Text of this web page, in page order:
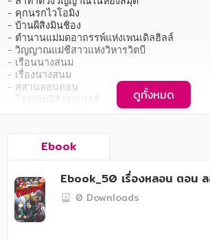
อาหาร สุขภาพ การแพทย์
ศิลปะ บันเทิง กีฬา ท่องเที่ยว
สังคม วัฒนธรรม การปกครอง ศาสนาและป
ศาสนา และปรัชญา
การเงิน การลงทุน บริหาร
ครอบครัว
วรรณกรรม
- คุกนรกไวโอมิง
- บ้านผีสิงมินชิอง
- ตำนานแม่มดอาถรรพ์แห่งเพนเดิลฮิลล์
- วิญญาณแม่ชีสาวแห่งวิหารวิตบี
- เรือนนางสนม
- เรื่องนางสนม
- สุสานลอนดอน
- โรงแรมผีสิงสกูเนอร์
50 เรื่องจริงสุดสะพรึง "ไม่เชื่อ เชิญลบหลู่" แล้ว
จริง!!! สำหรับคนทั่วไป และลูกค้าของร้าน 7-11
เข้ามาคงเป็นแฟนประจำของรายการประเภท ค
เหมือนเป็นไลฟ์สไตล์หนึ่งของคนรุ่นใหม่ ถ้าเรื่อง
เล่าในแบบการ์ตูนสยองขวัญ และนิยายหลอน ๆ
ดูทั้งหมด
Ebook
Ebook_50 เรื่องหลอน ตอน
การ์ตูน)
0 Downloads